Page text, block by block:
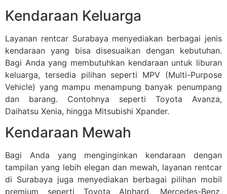
Kendaraan Keluarga
Layanan rentcar Surabaya menyediakan berbagai jenis
kendaraan yang bisa disesuaikan dengan kebutuhan.
Bagi Anda yang membutuhkan kendaraan untuk liburan
keluarga, tersedia pilihan seperti MPV (Multi-Purpose
Vehicle) yang mampu menampung banyak penumpang
dan barang. Contohnya seperti Toyota Avanza,
Daihatsu Xenia, hingga Mitsubishi Xpander.
Kendaraan Mewah
Bagi Anda yang menginginkan kendaraan dengan
tampilan yang lebih elegan dan mewah, layanan rentcar
di Surabaya juga menyediakan berbagai pilihan mobil
premium seperti Toyota Alphard, Mercedes-Benz,